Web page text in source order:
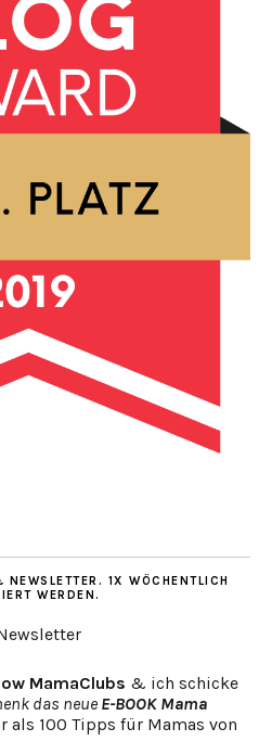
1X WÖCHENTLICH
WERDEN.
MamaClubs & ich schicke
das neue E-BOOK Mama
als 100 Tipps für Mamas von